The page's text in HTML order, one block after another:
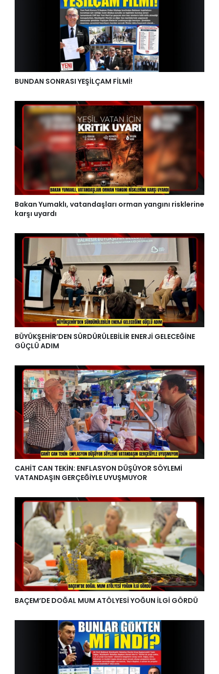
BUNDAN SONRASI YEŞİLÇAM FİLMİ!
Bakan Yumaklı, vatandaşları orman yangını risklerine
karşı uyardı
BÜYÜKŞEHİR’DEN SÜRDÜRÜLEBİLİR ENERJİ GELECEĞİNE
GÜÇLÜ ADIM
CAHİT CAN TEKİN: ENFLASYON DÜŞÜYOR SÖYLEMİ
VATANDAŞIN GERÇEĞİYLE UYUŞMUYOR
BAÇEM’DE DOĞAL MUM ATÖLYESİ YOĞUN İLGİ GÖRDÜ